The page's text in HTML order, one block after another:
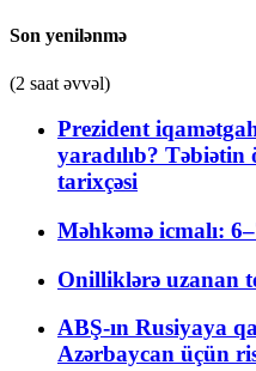
Son yenilənmə
(2 saat əvvəl)
Prezident
yaradılıb?
tarixçəsi
Məhkəmə icmalı:
Onilliklərə uzanan
ABŞ-ın Rusiyaya
Azərbaycan üçün